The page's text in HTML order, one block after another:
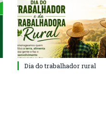
Dia do trabalhador rural